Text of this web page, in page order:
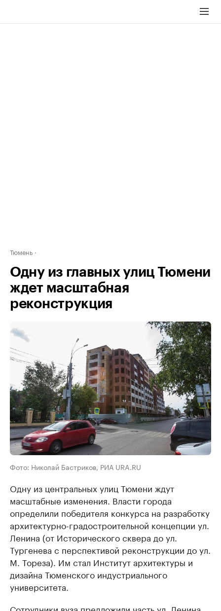
Тюмень
Одну из главных улиц Тюмени
ждет масштабная
реконструкция
Фото: Николай Бастриков, РИА URA.RU
Одну из центральных улиц Тюмени ждут
масштабные изменения. Власти города
определили победителя конкурса на разработку
архитектурно-градостроительной концепции ул.
Ленина (от Исторического сквера до ул.
Тургенева с перспективой реконструкции до ул.
М. Тореза). Им стал Институт архитектуры и
дизайна Тюменского индустриального
университета.